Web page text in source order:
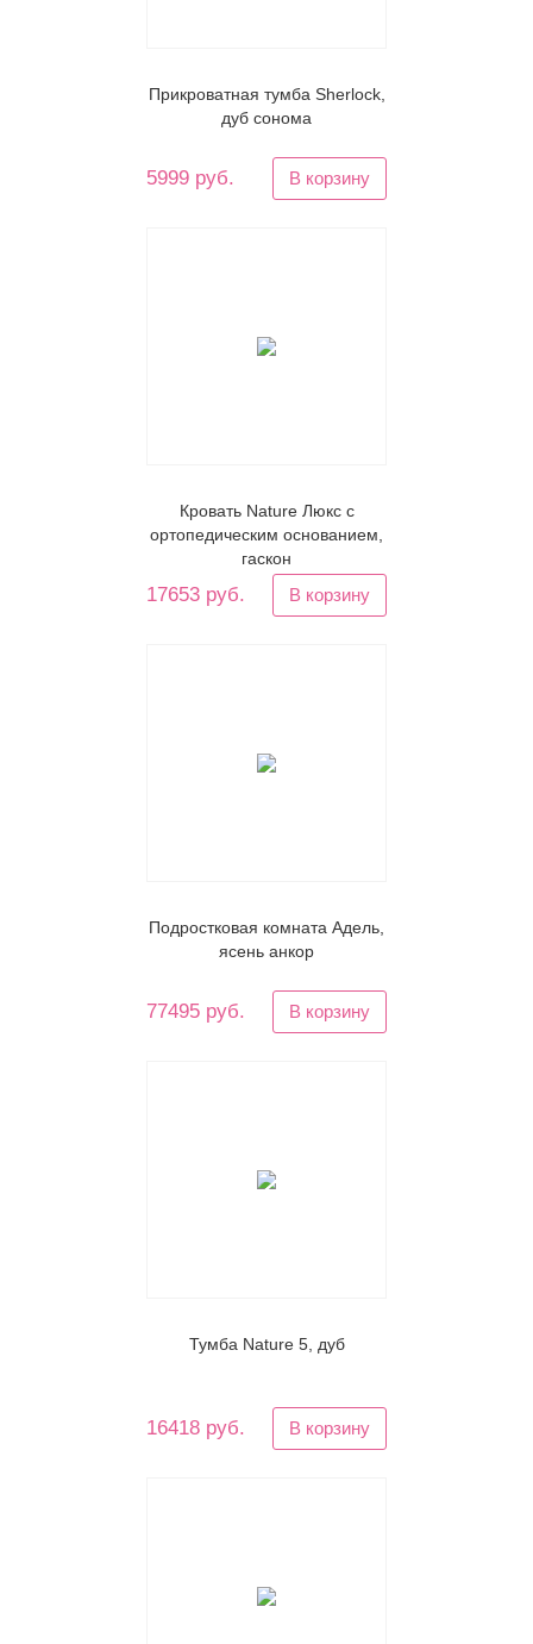
Прикроватная тумба Sherlock,
дуб сонома
5999 руб. В корзину
Кровать Nature Люкс с
ортопедическим основанием,
гаскон
17653 руб. В корзину
Подростковая комната Адель,
ясень анкор
77495 руб. В корзину
Тумба Nature 5, дуб
16418 руб. В корзину